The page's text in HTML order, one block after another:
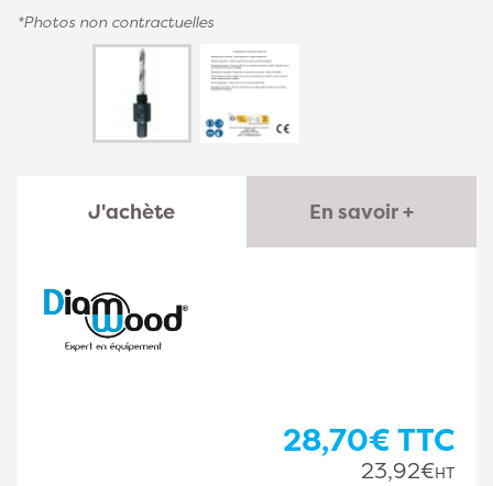
*Photos non contractuelles
J'achète En savoir +
28,70€TTC
23,92€HT